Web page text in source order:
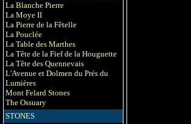
La Blanche Pierre
La Moye II
La Pierre de la Fêtelle
La Pouclée
La Table des Marthes
La Tête de la Fief de la Houguette
La Tête des Quennevais
L'Avenue et Dolmen du Prés du
Lumières
Mont Felard Stones
The Ossuary
STONES